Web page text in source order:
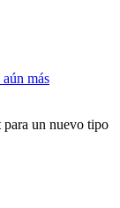
más
un nuevo tipo